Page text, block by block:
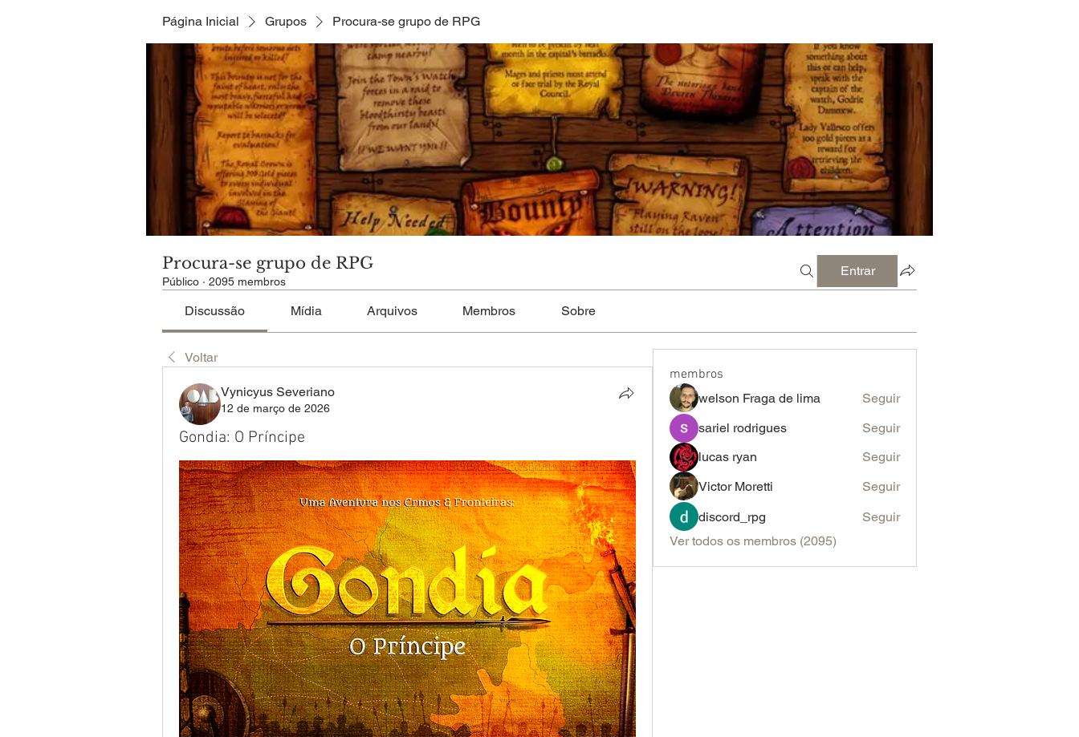
Página Inicial Grupos Procura-se grupo de RPG
Procura-se grupo de RPG
Público · 2095 membros
Entrar
Discussão Mídia Arquivos Membros Sobre
Voltar
Vynicyus Severiano
12 de março de 2026
Gondia: O Príncipe
membros
welson Fraga de lima
Seguir
sariel rodrigues
Seguir
lucas ryan
Seguir
Victor Moretti
Seguir
discord_rpg
Seguir
Ver todos os membros (2095)